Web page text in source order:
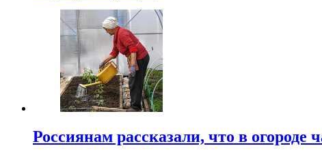
Россиянам рассказали, что в огороде